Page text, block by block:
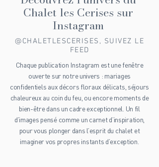
séjour : c’est une invitation à la détente profonde,
la reconnexion avec soi-même, dans un cadre
somptueux. Alors, prêt à embarquer pour ce
voyage unique ? Laissez-moi vous guider à
Découvrez l’univers du
Chalet les Cerises sur
Instagram
@CHALETLESCERISES, SUIVEZ LE
FEED
Chaque publication Instagram est une fenêtre
ouverte sur notre univers : mariages
confidentiels aux décors floraux délicats, séjours
chaleureux au coin du feu, ou encore moments de
bien-être dans un cadre exceptionnel. Un fil
d’images pensé comme un carnet d’inspiration,